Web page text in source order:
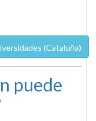
(Cataluña)
puede